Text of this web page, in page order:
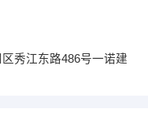
秀江东路486号一诺建